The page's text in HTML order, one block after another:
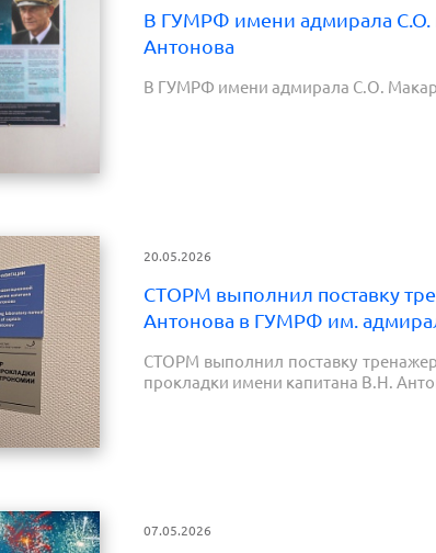
В ГУМРФ имени адмирала С.О.
Антонова
В ГУМРФ имени адмирала С.О.
20.05.2026
СТОРМ выполнил поставку
Антонова в ГУМРФ им.
СТОРМ выполнил поставку
прокладки имени капитана В.Н.
07.05.2026